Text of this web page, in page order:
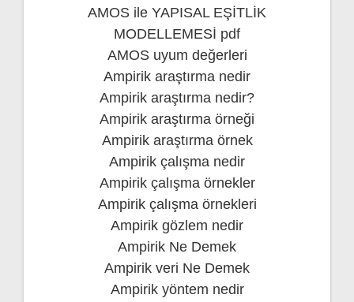
AMOS ile YAPISAL EŞİTLİK
MODELLEMESİ pdf
AMOS uyum değerleri
Ampirik araştırma nedir
Ampirik araştırma nedir?
Ampirik araştırma örneği
Ampirik araştırma örnek
Ampirik çalışma nedir
Ampirik çalışma örnekler
Ampirik çalışma örnekleri
Ampirik gözlem nedir
Ampirik Ne Demek
Ampirik veri Ne Demek
Ampirik yöntem nedir